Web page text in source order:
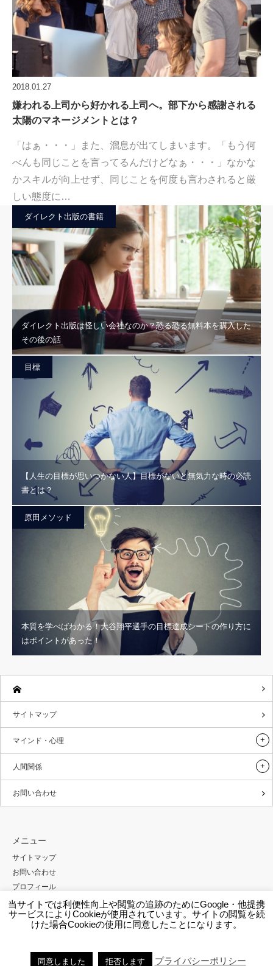
2018.01.27
嫌われる上司から好かれる上司へ。部下から感謝される
太陽のマネージメントとは？
「はぁ・・・」また、溜息が出てしまいます。「もう何
べんも同じことを言ってるんだけどなぁ・・・」なかな
かスキルが向上せず、同じことを何度も言わされると厳
しい態度に…
ダイレクト出版の書籍
ダイレクト出版は怪しい会社なのか？恐る恐る無料本を購入した
その後の話
目標
【人生の目標が思いつかない人】目標がないと無気力な時の必読
書とは？
原田メソッド
本質を学べばわかる！大谷翔平選手の目標達成シートの作り方に
はポイントがあった！
サイトマップ
マインド・心理
人間関係
お問い合わせ
メニュー
サイトマップ
お問い合わせ
プロフィール
プライバシーポリシー
外部送信規律について
Copyright © BRAND NEW FRAME.NOTEAll rights reserved.
当サイトでは利便性向上や閲覧の追跡のためにGoogle・他提携
サービスによりCookieが使用されています。サイトの閲覧を続
けた場合Cookieの使用に同意したことになります。
同意しました 拒否します プライバシーポリシー